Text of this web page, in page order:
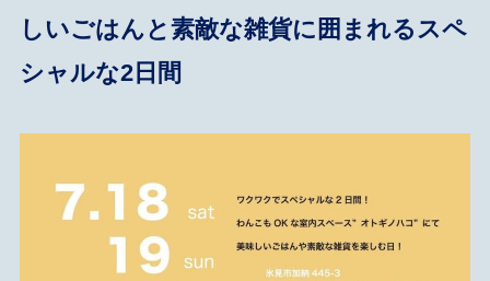
しいごはんと素敵な雑貨に囲まれるスペ
シャルな2日間